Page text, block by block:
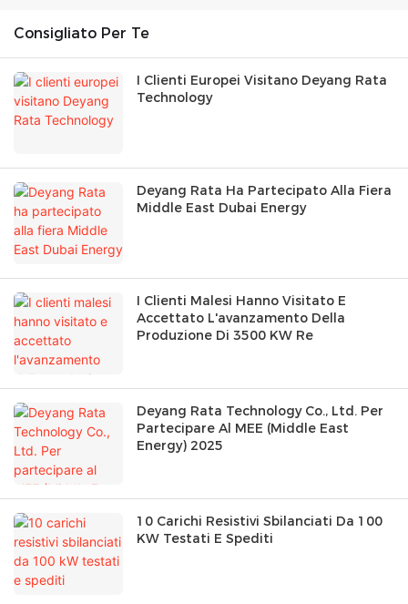
Consigliato Per Te
I Clienti Europei Visitano Deyang Rata
Technology
Deyang Rata Ha Partecipato Alla Fiera
Middle East Dubai Energy
I Clienti Malesi Hanno Visitato E
Accettato L'avanzamento Della
Produzione Di 3500 KW Re
Deyang Rata Technology Co., Ltd. Per
Partecipare Al MEE (Middle East
Energy) 2025
10 Carichi Resistivi Sbilanciati Da 100
KW Testati E Spediti